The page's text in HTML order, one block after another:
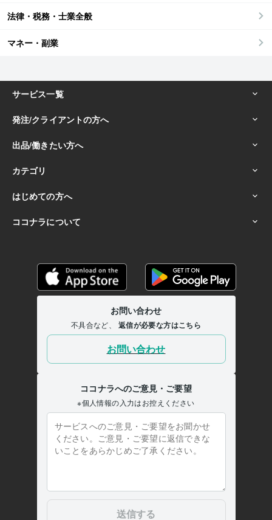
法律・税務・士業全般
マネー・副業